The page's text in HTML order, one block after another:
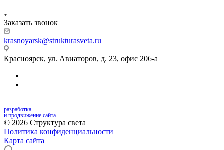
Заказать звонок
krasnoyarsk@strukturasveta.ru
Красноярск, ул. Авиаторов, д. 23, офис 206-а
разработка
и продвижение сайта
© 2026 Структура света
Политика конфиденциальности
Карта сайта